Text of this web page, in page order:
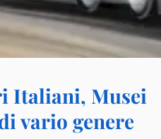
Italiani, Musei
vario genere